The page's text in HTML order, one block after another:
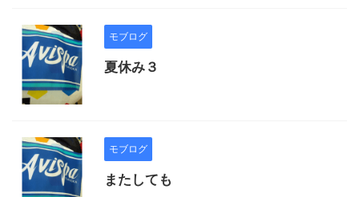
モブログ
夏休み３
モブログ
またしても